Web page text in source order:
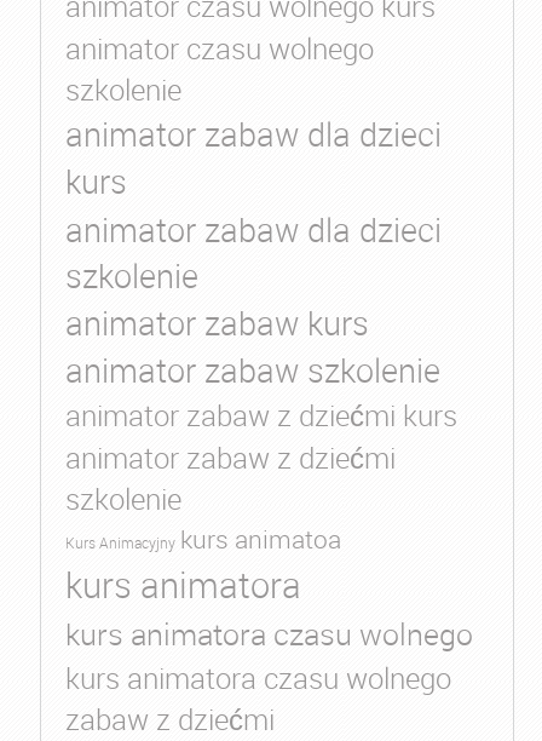
animator czasu wolnego
szkolenie
animator zabaw dla dzieci
kurs
animator zabaw dla dzieci
szkolenie
animator zabaw kurs
animator zabaw szkolenie
animator zabaw z dziećmi kurs
animator zabaw z dziećmi
szkolenie
Kurs Animacyjny kurs animatoa
kurs animatora
kurs animatora czasu wolnego
kurs animatora czasu wolnego
zabaw z dziećmi